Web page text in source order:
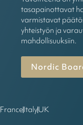
tasapainottavat
varmistavat
yhteistyön ja
mahdollisuuksiin.
Nordic
FranceItalyUK